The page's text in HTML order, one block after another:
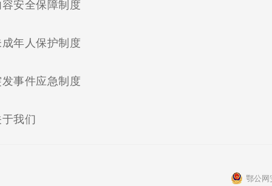
安全保障制度
年人保护制度
事件应急制度
我们
鄂公网